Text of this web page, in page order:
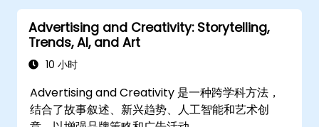
Advertising and Creativity: Storytelling,
Trends, AI, and Art
10 小时
Advertising and Creativity 是一种跨学科方法，
结合了故事叙述、新兴趋势、人工智能和艺术创